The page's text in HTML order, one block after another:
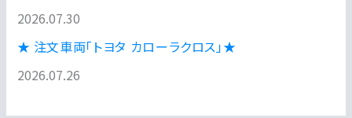
2026.07.30
★ 注文車両「トヨタ カローラクロス」★
2026.07.26